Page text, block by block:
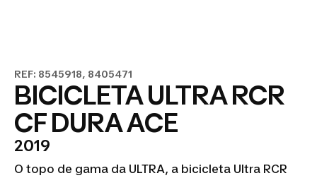
REF: 8545918, 8405471
BICICLETA ULTRA RCR
CF DURA ACE
2019
O topo de gama da ULTRA, a bicicleta Ultra RCR